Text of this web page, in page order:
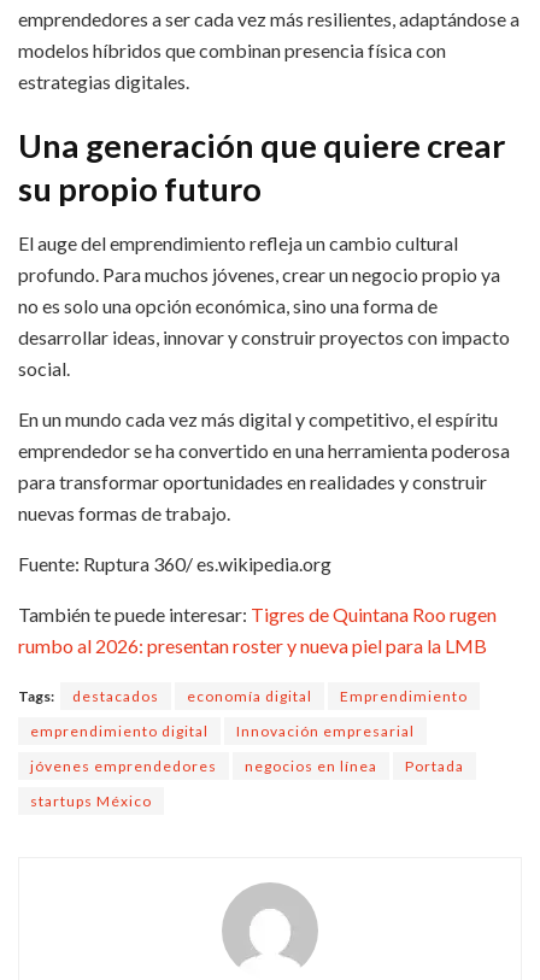
emprendedores a ser cada vez más resilientes, adaptándose a
modelos híbridos que combinan presencia física con
estrategias digitales.
Una generación que quiere crear
su propio futuro
El auge del emprendimiento refleja un cambio cultural
profundo. Para muchos jóvenes, crear un negocio propio ya
no es solo una opción económica, sino una forma de
desarrollar ideas, innovar y construir proyectos con impacto
social.
En un mundo cada vez más digital y competitivo, el espíritu
emprendedor se ha convertido en una herramienta poderosa
para transformar oportunidades en realidades y construir
nuevas formas de trabajo.
Fuente: Ruptura 360/ es.wikipedia.org
También te puede interesar: Tigres de Quintana Roo rugen
rumbo al 2026: presentan roster y nueva piel para la LMB
Tags: destacados economía digital
Emprendimiento
emprendimiento digital
Innovación empresarial
jóvenes emprendedores
negocios en línea
Portada
startups México